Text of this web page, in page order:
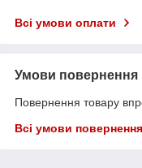
Всі умови оплати
Умови повернення
Повернення товару
Всі умови повернення